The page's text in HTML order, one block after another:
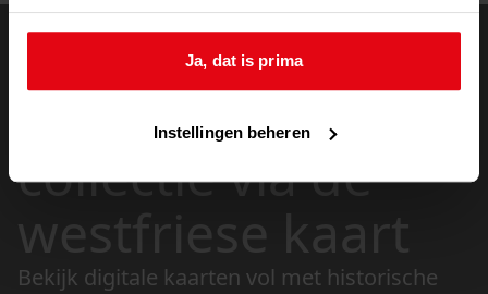
Ja, dat is prima
Instellingen beheren
doorzoek de
collectie via de
westfriese kaart
Bekijk digitale kaarten vol met historische